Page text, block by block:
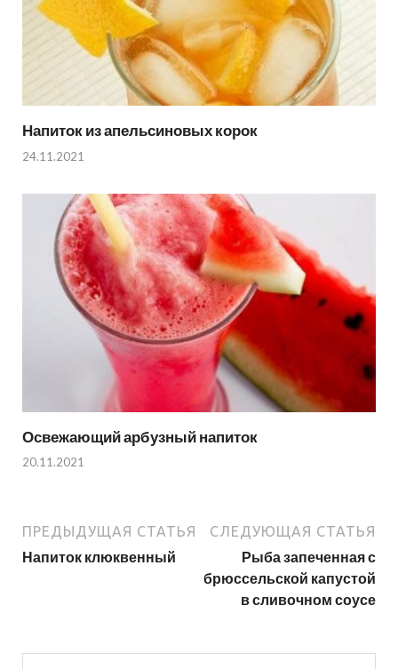
Напиток из апельсиновых корок
24.11.2021
Освежающий арбузный напиток
20.11.2021
ПРЕДЫДУЩАЯ СТАТЬЯ
Напиток клюквенный
СЛЕДУЮЩАЯ СТАТЬЯ
Рыба запеченная с
брюссельской капустой
в сливочном соусе